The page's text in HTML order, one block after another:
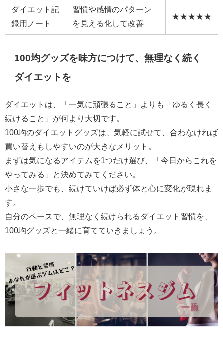
ダイエット記
録用ノート
習慣や感情のパターン
を見える化して改善
★★★★★
100均グッズを味方につけて、無理なく続く
ダイエットを
ダイエットは、「一気に頑張ること」よりも「ゆるく長く
続けること」が何より大切です。
100均のダイエットグッズは、気軽に試せて、合わなければ
買い替えもしやすいのが大きなメリット。
まずは気になるアイテムを1つだけ選び、「今日からこれを
やってみる」と決めてみてください。
小さな一歩でも、続けていけば必ず体と心に変化が現れま
す。
自分のペースで、無理なく続けられるダイエット習慣を、
100均グッズと一緒に育てていきましょう。